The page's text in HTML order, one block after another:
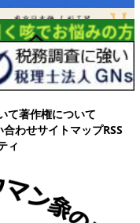
て著作権について
合わせサイトマップRSS
ィ